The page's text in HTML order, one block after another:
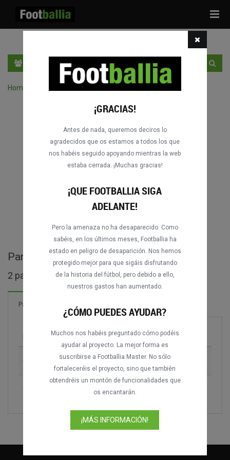
Home
Partidos completos de Copa Entel
2 partidos encontrados
Partidos
Temporada
CSD Colo-Colo vs. Universidad de Chile 2001
CSD Colo-Colo vs. Universidad de Chile
¡GRACIAS!
Antes de nada, queremos deciros lo
agradecidos que os estamos a todos los que
nos habéis seguido apoyando mientras la web
estaba cerrada. ¡Muchas gracias!
¡QUE FOOTBALLIA SIGA
ADELANTE!
Pero la amenaza no ha desaparecido. Como
sabéis, en los últimos meses, Footballia ha
estado en peligro de desaparición. Nos hemos
protegido mejor para que sigáis disfrutando
de la historia del fútbol, pero debido a ello,
nuestros gastos han aumentado.
¿CÓMO PUEDES AYUDAR?
Muchos nos habéis preguntado cómo podéis
ayudar al proyecto. La mejor forma es
suscribirse a Footballia Master. No sólo
fortaleceréis el proyecto, sino que también
obtendréis un montón de funcionalidades que
os encantarán.
¡MÁS INFORMACIÓN!